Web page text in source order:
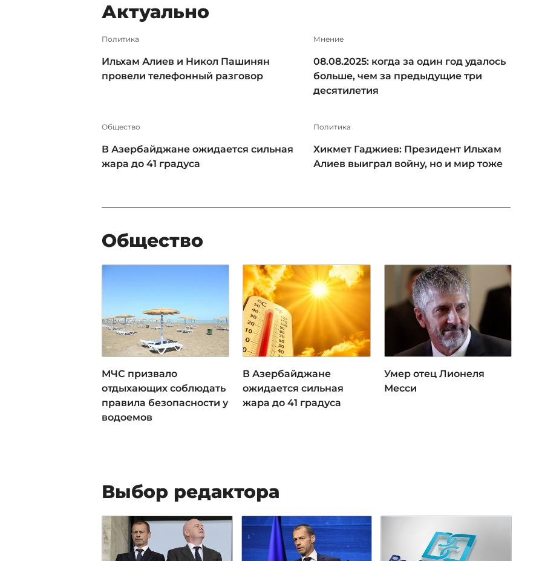
Актуально
Политика
Ильхам Алиев и Никол Пашинян
провели телефонный разговор
Мнение
08.08.2025: когда за один год удалось
больше, чем за предыдущие три
десятилетия
Общество
В Азербайджане ожидается сильная
жара до 41 градуса
Политика
Хикмет Гаджиев: Президент Ильхам
Алиев выиграл войну, но и мир тоже
Общество
МЧС призвало
отдыхающих соблюдать
правила безопасности у
водоемов
В Азербайджане
ожидается сильная
жара до 41 градуса
Умер отец Лионеля
Месси
Выбор редактора